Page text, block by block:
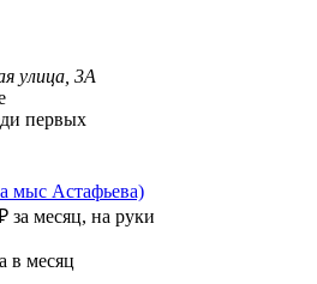
улица, 3А
первых
мыс Астафьева)
за месяц, на руки
в месяц